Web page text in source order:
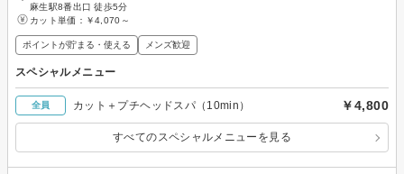
麻生駅8番出口 徒歩5分
カット単価： ￥4,070～
ポイントが貯まる・使える メンズ歓迎
スペシャルメニュー
全員 カット＋プチヘッドスパ（10min） ￥4,800
すべてのスペシャルメニューを見る